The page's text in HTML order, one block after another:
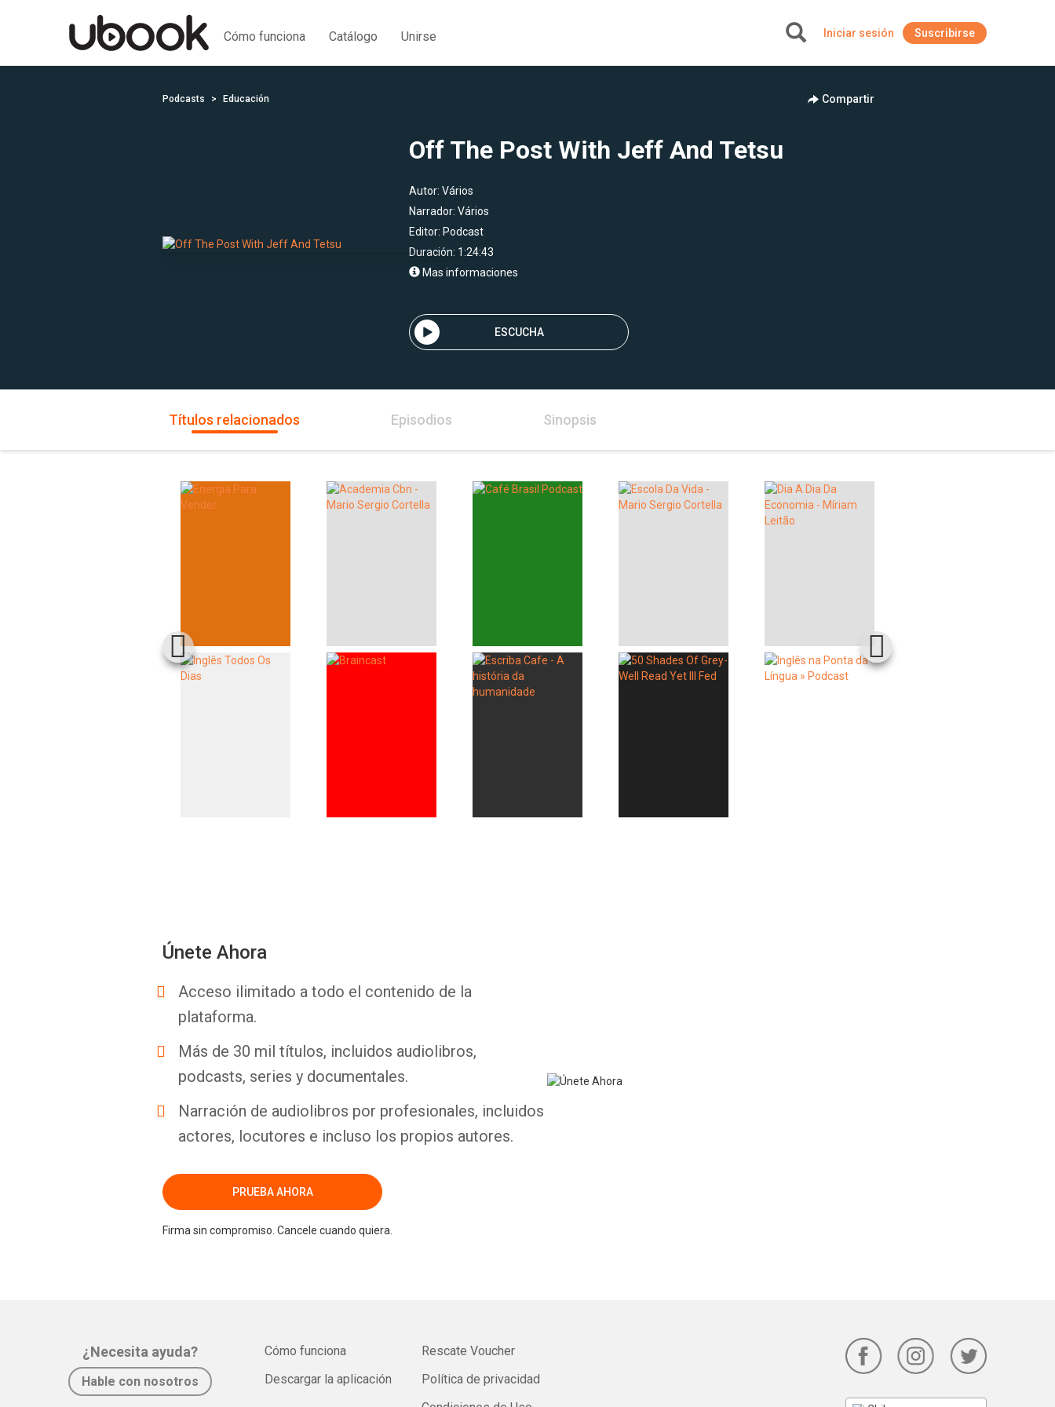
Cómo funciona Catálogo Unirse Iniciar sesión Suscribirse
Podcasts Educación Compartir
Off The Post With Jeff And Tetsu
Autor: Vários
Narrador: Vários
Editor: Podcast
Duración: 1:24:43
Mas informaciones
ESCUCHA
Títulos relacionados Episodios Sinopsis
Únete Ahora
Acceso ilimitado a todo el contenido de la
plataforma.
Más de 30 mil títulos, incluidos audiolibros,
podcasts, series y documentales.
Narración de audiolibros por profesionales, incluidos
actores, locutores e incluso los propios autores.
PRUEBA AHORA
Firma sin compromiso. Cancele cuando quiera.
¿Necesita ayuda?
Hable con nosotros
Cómo funciona
Descargar la aplicación
Rescate Voucher
Política de privacidad